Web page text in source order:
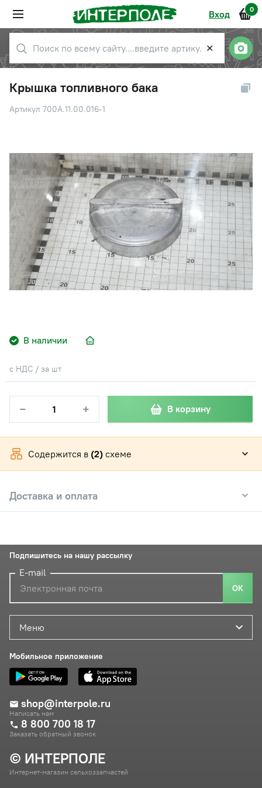
Вход 0
✕
Крышка топливного бака
Артикул 700А.11.00.016-1
В наличии
с НДС / за шт
− + В корзину
Содержится в (2) схеме
Доставка и оплата
© ИНТЕРПОЛЕ
Интернет-магазин сельхоззапчастей
Меню
Мобильное приложение
shop@interpole.ru
Написать нам
8 800 700 18 17
Заказать обратный звонок
Подпишитесь на нашу рассылку
E-mail
ОК